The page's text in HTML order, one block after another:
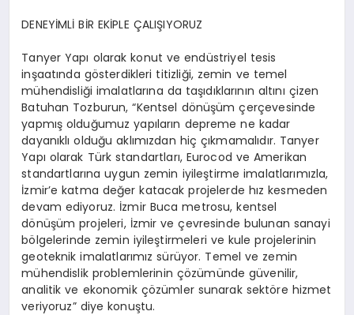
DENEYİMLİ BİR EKİPLE ÇALIŞIYORUZ
Tanyer Yapı olarak konut ve endüstriyel tesis
inşaatında gösterdikleri titizliği, zemin ve temel
mühendisliği imalatlarına da taşıdıklarının altını çizen
Batuhan Tozburun, “Kentsel dönüşüm çerçevesinde
yapmış olduğumuz yapıların depreme ne kadar
dayanıklı olduğu aklımızdan hiç çıkmamalıdır. Tanyer
Yapı olarak Türk standartları, Eurocod ve Amerikan
standartlarına uygun zemin iyileştirme imalatlarımızla,
İzmir’e katma değer katacak projelerde hız kesmeden
devam ediyoruz. İzmir Buca metrosu, kentsel
dönüşüm projeleri, İzmir ve çevresinde bulunan sanayi
bölgelerinde zemin iyileştirmeleri ve kule projelerinin
geoteknik imalatlarımız sürüyor. Temel ve zemin
mühendislik problemlerinin çözümünde güvenilir,
analitik ve ekonomik çözümler sunarak sektöre hizmet
veriyoruz” diye konuştu.